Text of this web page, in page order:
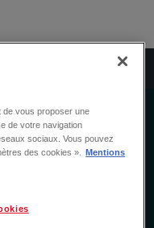
actualité
de vous proposer une
de votre navigation
sociaux. Vous pouvez
des cookies ».
Mentions